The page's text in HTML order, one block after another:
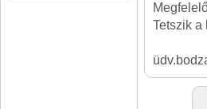
Tetszik a